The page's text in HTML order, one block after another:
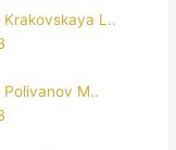
Krakovskaya L..
Polivanov M..